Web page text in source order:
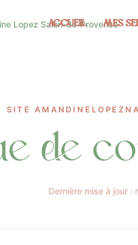
ACCUEIL MES
SITE
de
Dernière mise à jour :